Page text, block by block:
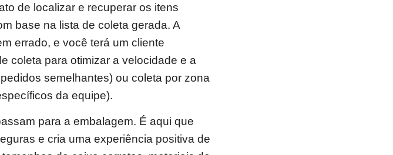
de localizar e recuperar os itens
base na lista de coleta gerada. A
errado, e você terá um cliente
coleta para otimizar a velocidade e a
semelhantes) ou coleta por zona
da equipe).
para a embalagem. É aqui que
e cria uma experiência positiva de